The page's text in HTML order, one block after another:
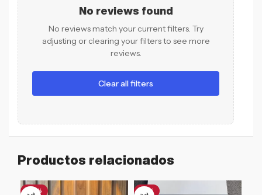
No reviews found
No reviews match your current filters. Try
adjusting or clearing your filters to see more
reviews.
Clear all filters
Productos relacionados
-47% -21%